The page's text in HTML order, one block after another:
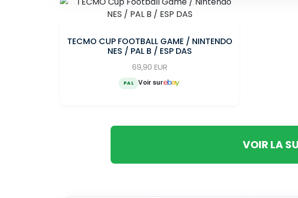
TECMO CUP FOOTBALL GAME / NINTENDO
NES / PAL B / ESP DAS
69,90 EUR
PAL Voir sur
VOIR LA